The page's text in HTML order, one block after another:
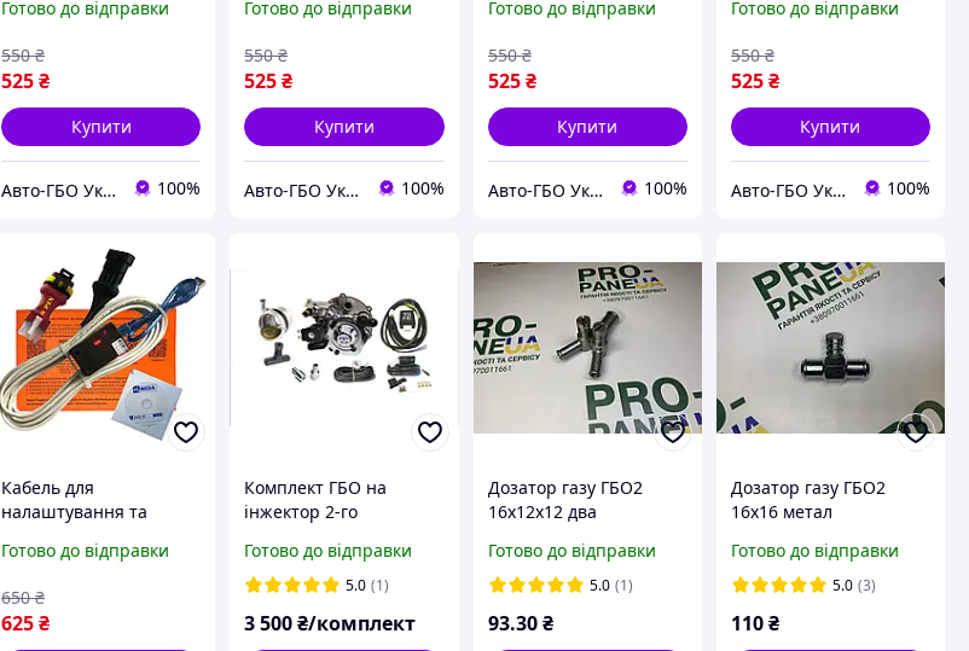
Готово до відправки
525₴
550 ₴
Купити
Авто-ГБО Украина 100%
Готово до відправки
525₴
550 ₴
Купити
Авто-ГБО Украина 100%
на FTDI чипі з
Готово до відправки
525 ₴
550 ₴
Купити
Авто-ГБО Украина 100%
на FTDI чипі з
Готово до відправки
525₴
550 ₴
Купити
Авто-ГБО Украина 100%
Кабель для
налаштування та
2 G3 з індикацією на
Готово до відправки
625₴
650 ₴
Комплект ГБО на
інжектор 2-го
Оригінал
Готово до відправки
5.0 (1)
3 500₴/комплект
Дозатор газу ГБО2
16х12х12 два
Готово до відправки
5.0 (1)
93.30 ₴
Дозатор газу ГБО2
16х16 метал
Готово до відправки
5.0 (3)
110₴